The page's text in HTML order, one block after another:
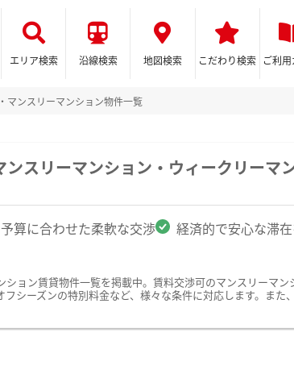
エリア検索 沿線検索 地図検索 こだわり検索 ご利
マンスリーマンション物件一覧
スリーマンション・ウィークリーマ
予算に合わせた柔軟な交渉 経済的で安心な滞
ョン賃貸物件一覧を掲載中。賃料交渉可のマンスリーマ
シーズンの特別料金など、様々な条件に対応します。ま